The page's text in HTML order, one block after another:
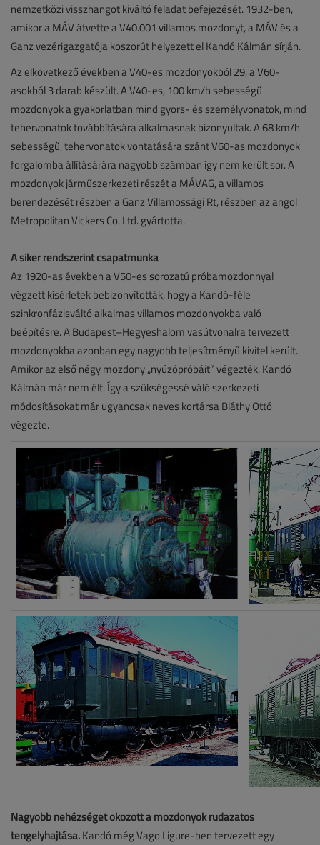
nemzetközi visszhangot kiváltó feladat befejezését. 1932-ben,
amikor a MÁV átvette a V40.001 villamos mozdonyt, a MÁV és a
Ganz vezérigazgatója koszorút helyezett el Kandó Kálmán sírján.
Az elkövetkező években a V40-es mozdonyokból 29, a V60-
asokból 3 darab készült. A V40-es, 100 km/h sebességű
mozdonyok a gyakorlatban mind gyors- és személyvonatok, mind
tehervonatok továbbítására alkalmasnak bizonyultak. A 68 km/h
sebességű, tehervonatok vontatására szánt V60-as mozdonyok
forgalomba állításárára nagyobb számban így nem került sor. A
mozdonyok járműszerkezeti részét a MÁVAG, a villamos
berendezését részben a Ganz Villamossági Rt, részben az angol
Metropolitan Vickers Co. Ltd. gyártotta.
A siker rendszerint csapatmunka
Az 1920-as években a V50-es sorozatú próbamozdonnyal
végzett kísérletek bebizonyították, hogy a Kandó-féle
szinkronfázisváltó alkalmas villamos mozdonyokba való
beépítésre. A Budapest–Hegyeshalom vasútvonalra tervezett
mozdonyokba azonban egy nagyobb teljesítményű kivitel került.
Amikor az első négy mozdony „nyúzópróbáit” végezték, Kandó
Kálmán már nem élt. Így a szükségessé váló szerkezeti
módosításokat már ugyancsak neves kortársa Bláthy Ottó
végezte.
Nagyobb nehézséget okozott a mozdonyok rudazatos
tengelyhajtása.Kandó még Vago Ligure-ben tervezett egy